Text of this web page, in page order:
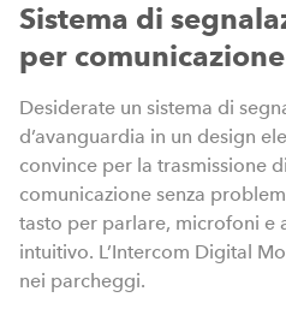
Sistema di
per
Desiderate un sistema di
d’avanguardia in un design
convince per la trasmissione
comunicazione senza
tasto per parlare, microfoni e
intuitivo. L’Intercom Digital
nei parcheggi.